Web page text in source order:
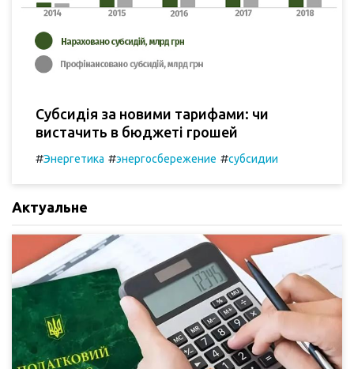
Субсидія за новими тарифами: чи
вистачить в бюджеті грошей
#Энергетика #энергосбережение #субсидии
Актуальне